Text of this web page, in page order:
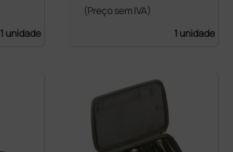
1 unidade
(Preço sem IVA)
1 unidade